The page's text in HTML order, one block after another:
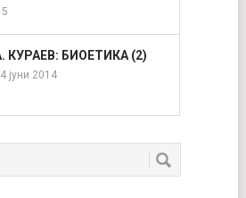
КУРАЕВ: БИОЕТИКА (2)
јуни 2014